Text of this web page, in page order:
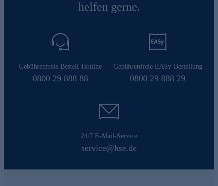
helfen gerne.
Gebührenfreie Bestell-Hotline
0800 29 888 88
Gebührenfreie EASy-Bestellung
0800 29 888 29
24/7 E-Mail-Service
service@hse.de